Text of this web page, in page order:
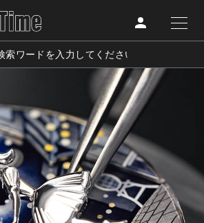
、自由でしなやかに生きるハイエンド
スペシャルイシュー満載のメディア。
ン、カルチャーに溺愛、未知の幅広い
の人生で積んだ経験、知見を余裕をも
プレゼント
インテリア
アイメイク